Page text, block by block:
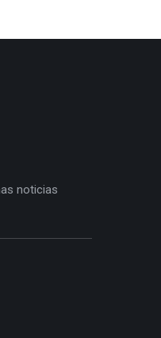
noticias